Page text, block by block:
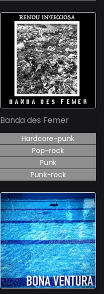
Banda des Femer
Hardcore-punk
Pop-rock
Punk
Punk-rock